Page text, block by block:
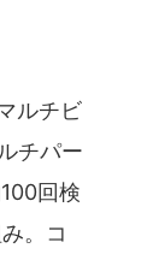
ルチビ
チパー
回検
。コ